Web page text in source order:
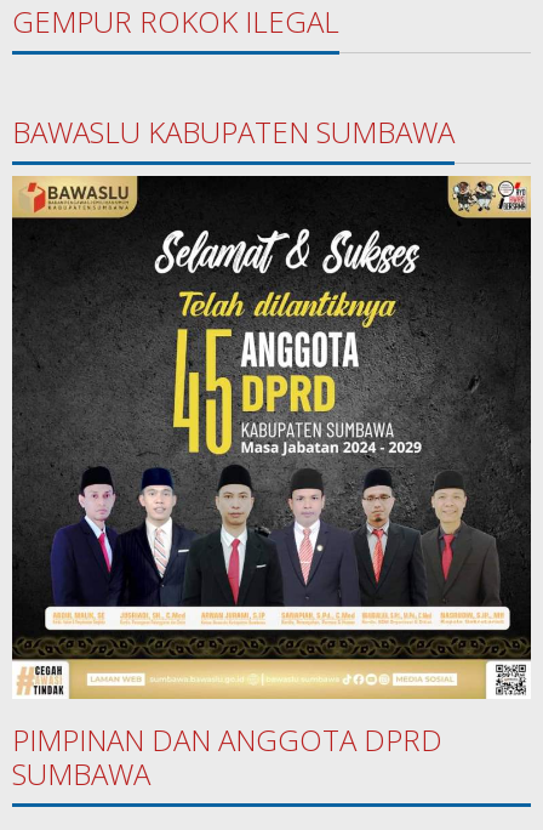
GEMPUR ROKOK ILEGAL
BAWASLU KABUPATEN SUMBAWA
PIMPINAN DAN ANGGOTA DPRD
SUMBAWA